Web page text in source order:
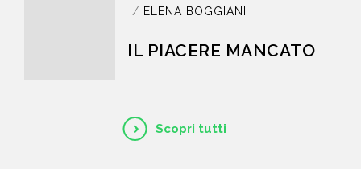
Scopri tutti
ELENA BOGGIANI
IL PIACERE MANCATO